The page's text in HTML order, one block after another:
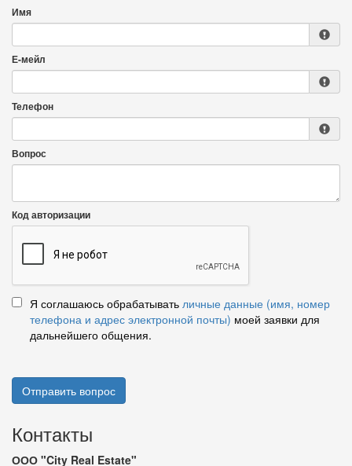
Имя
Е-мейл
Телефон
Вопрос
Код авторизации
Я соглашаюсь обрабатывать личные данные (имя, номер
телефона и адрес электронной почты) моей заявки для
дальнейшего общения.
Отправить вопрос
Контакты
ООО "City Real Estate"